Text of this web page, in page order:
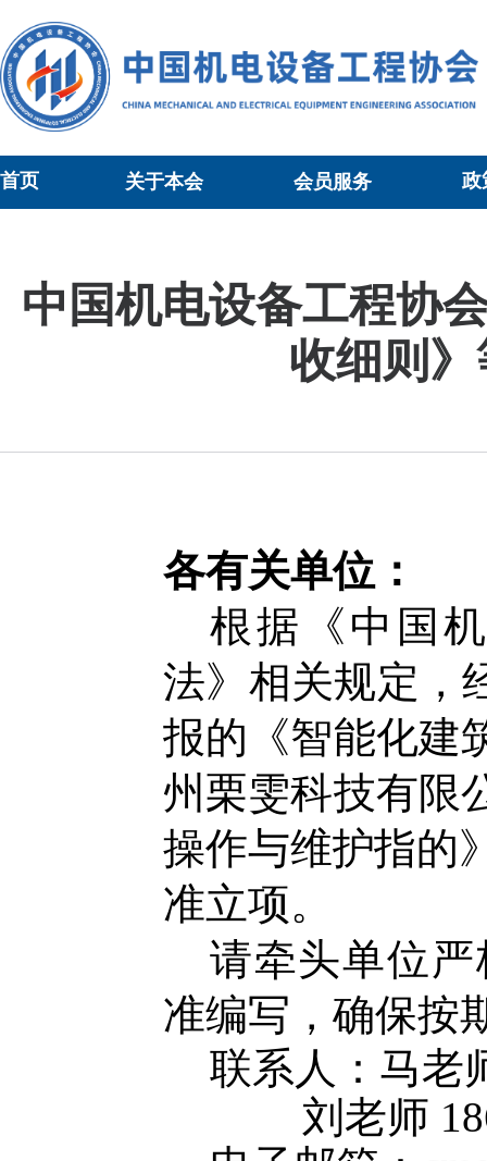
首页 关于本会 会员服务 政
中国机电设备工程协
收细则
各有关单位：
根据《中国
法》相关规定，
报的 《智能化
州栗雯科技有限
操作与维护指的
准立项。
请牵头单位
准编写，确保按
联系 人： 马老
刘老师